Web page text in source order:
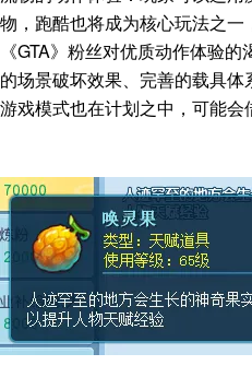
物，跑酷也将成为核心玩法之一
《GTA》粉丝对优质动作体验
的场景破坏效果、完善的载具
游戏模式也在计划之中，可能会